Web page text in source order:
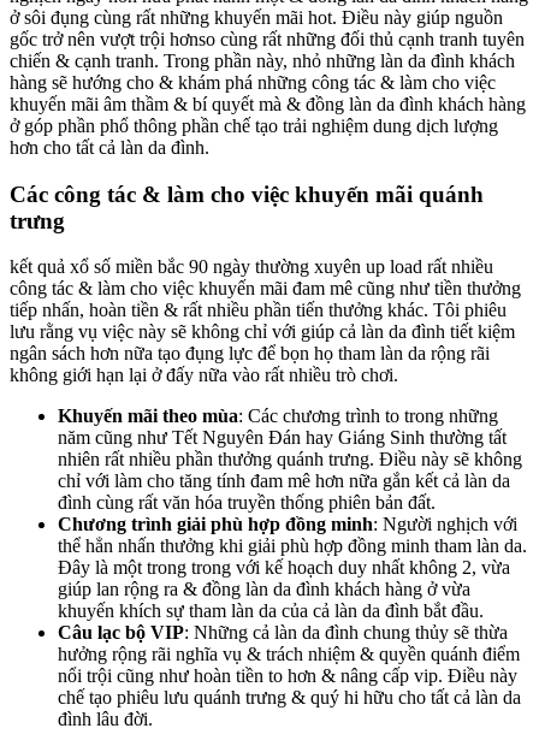
ở sôi đụng cùng rất những khuyến mãi hot. Điều này giúp nguồn
gốc trở nên vượt trội hơnso cùng rất những đối thủ cạnh tranh tuyên
chiến & cạnh tranh. Trong phần này, nhỏ những làn da đình khách
hàng sẽ hướng cho & khám phá những công tác & làm cho việc
khuyến mãi âm thầm & bí quyết mà & đồng làn da đình khách hàng
ở góp phần phổ thông phần chế tạo trải nghiệm dung dịch lượng
hơn cho tất cả làn da đình.
Các công tác & làm cho việc khuyến mãi quánh
trưng
kết quả xổ số miền bắc 90 ngày thường xuyên up load rất nhiều
công tác & làm cho việc khuyến mãi đam mê cũng như tiền thưởng
tiếp nhấn, hoàn tiền & rất nhiều phần tiến thưởng khác. Tôi phiêu
lưu rằng vụ việc này sẽ không chỉ với giúp cả làn da đình tiết kiệm
ngân sách hơn nữa tạo đụng lực để bọn họ tham làn da rộng rãi
không giới hạn lại ở đấy nữa vào rất nhiều trò chơi.
Khuyến mãi theo mùa: Các chương trình to trong những
năm cũng như Tết Nguyên Đán hay Giáng Sinh thường tất
nhiên rất nhiều phần thưởng quánh trưng. Điều này sẽ không
chỉ với làm cho tăng tính đam mê hơn nữa gắn kết cả làn da
đình cùng rất văn hóa truyền thống phiên bản đất.
Chương trình giải phù hợp đồng minh: Người nghịch với
thể hẳn nhấn thưởng khi giải phù hợp đồng minh tham làn da.
Đây là một trong trong với kế hoạch duy nhất không 2, vừa
giúp lan rộng ra & đồng làn da đình khách hàng ở vừa
khuyến khích sự tham làn da của cả làn da đình bắt đầu.
Câu lạc bộ VIP: Những cả làn da đình chung thủy sẽ thừa
hưởng rộng rãi nghĩa vụ & trách nhiệm & quyền quánh điểm
nổi trội cũng như hoàn tiền to hơn & nâng cấp vip. Điều này
chế tạo phiêu lưu quánh trưng & quý hi hữu cho tất cả làn da
đình lâu đời.